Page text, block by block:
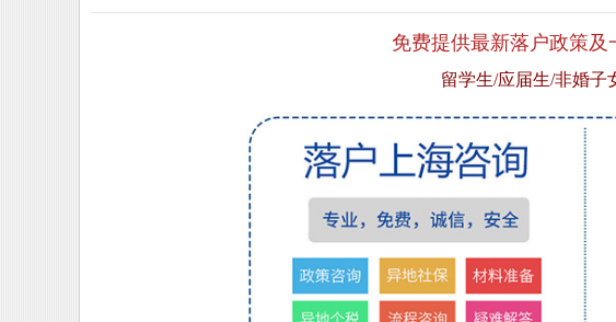
免费提供最新落户政策及
留学生/应届生/非婚子